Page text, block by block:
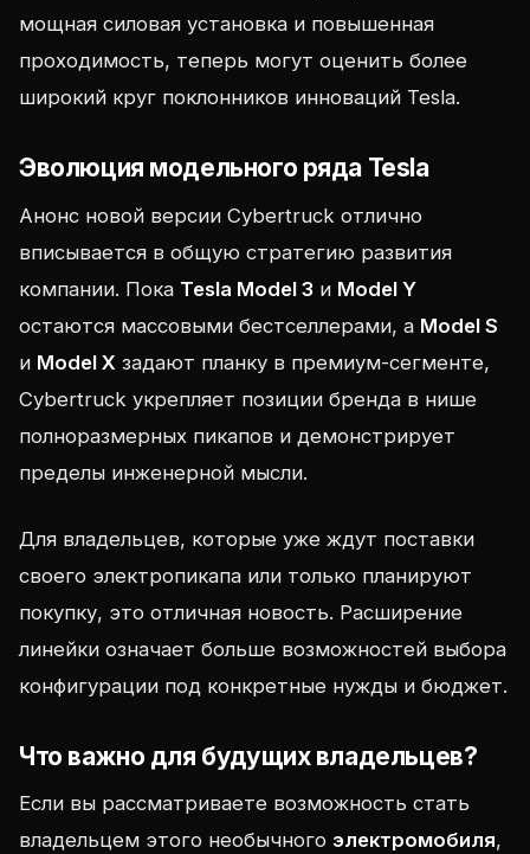
мощная силовая установка и повышенная
проходимость, теперь могут оценить более
широкий круг поклонников инноваций Tesla.
Эволюция модельного ряда Tesla
Анонс новой версии Cybertruck отлично
вписывается в общую стратегию развития
компании. Пока Tesla Model 3 и Model Y
остаются массовыми бестселлерами, а Model S
и Model X задают планку в премиум-сегменте,
Cybertruck укрепляет позиции бренда в нише
полноразмерных пикапов и демонстрирует
пределы инженерной мысли.
Для владельцев, которые уже ждут поставки
своего электропикапа или только планируют
покупку, это отличная новость. Расширение
линейки означает больше возможностей выбора
конфигурации под конкретные нужды и бюджет.
Что важно для будущих владельцев?
Если вы рассматриваете возможность стать
владельцем этого необычного электромобиля,